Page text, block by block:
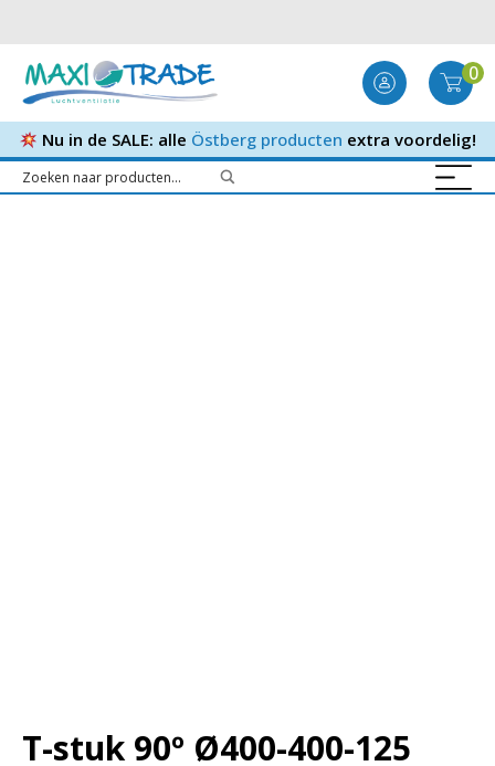
0
Nu in de SALE: alle Östberg producten extra voordelig!
T-stuk 90º Ø400-400-125